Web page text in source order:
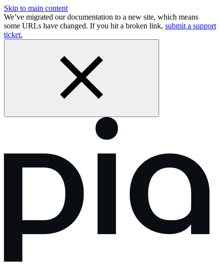
Skip to main content
We’ve migrated our documentation to a new site, which means
some URLs have changed. If you hit a broken link, submit a support
ticket.